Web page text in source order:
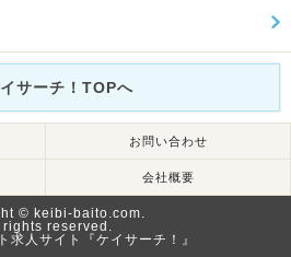
サーチ！TOPへ
お問い合わせ
会社概要
© keibi-baito.com.
reserved.
求人サイト『ケイサーチ！』